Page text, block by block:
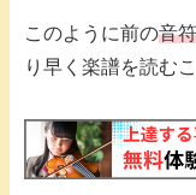
このように前の音
り早く楽譜を読む